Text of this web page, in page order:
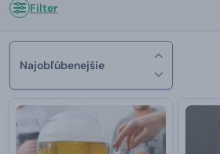
Filter
Najobľúbenejšie